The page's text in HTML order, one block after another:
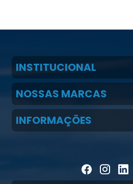
INSTITUCIONAL
Quem Somos
Claudio Martins Real
LGPD
Direito dos titulares
NOSSAS MARCAS
Real H Nutrição Animal
CMR Saúde
INFORMAÇÕES
Blog Pecuária Forte